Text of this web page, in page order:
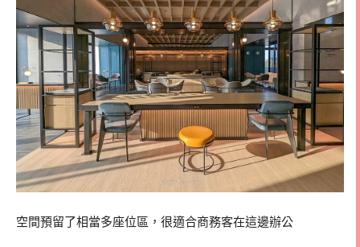
空間預留了相當多座位區，很適合商務客在這邊辦公